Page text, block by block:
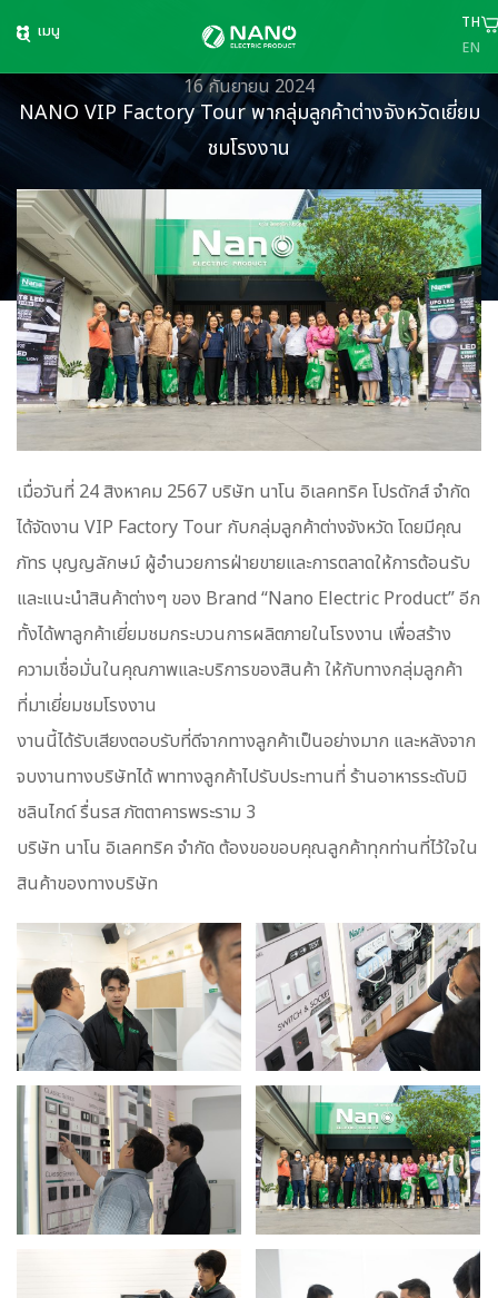
เมนู
TH
EN
NANO VIP Factory Tour พากลุ่มลูกค้าต่างจังหวัดเยี่ยม
ชมโรงงาน
16 กันยายน 2024
เมื่อวันที่ 24 สิงหาคม 2567 บริษัท นาโน อิเลคทริค โปรดักส์ จำกัด
ได้จัดงาน VIP Factory Tour กับกลุ่มลูกค้าต่างจังหวัด โดยมีคุณ
ภัทร บุญญลักษม์ ผู้อำนวยการฝ่ายขายและการตลาดให้การต้อนรับ
และแนะนำสินค้าต่างๆ ของ Brand “Nano Electric Product” อีก
ทั้งได้พาลูกค้าเยี่ยมชมกระบวนการผลิตภายในโรงงาน เพื่อสร้าง
ความเชื่อมั่นในคุณภาพและบริการของสินค้า ให้กับทางกลุ่มลูกค้า
ที่มาเยี่ยมชมโรงงาน
งานนี้ได้รับเสียงตอบรับที่ดีจากทางลูกค้าเป็นอย่างมาก และหลังจาก
จบงานทางบริษัทได้ พาทางลูกค้าไปรับประทานที่ ร้านอาหารระดับมิ
ชลินไกด์ รื่นรส ภัตตาคารพระราม 3
บริษัท นาโน อิเลคทริค จำกัด ต้องขอขอบคุณลูกค้าทุกท่านที่ไว้ใจใน
สินค้าของทางบริษัท